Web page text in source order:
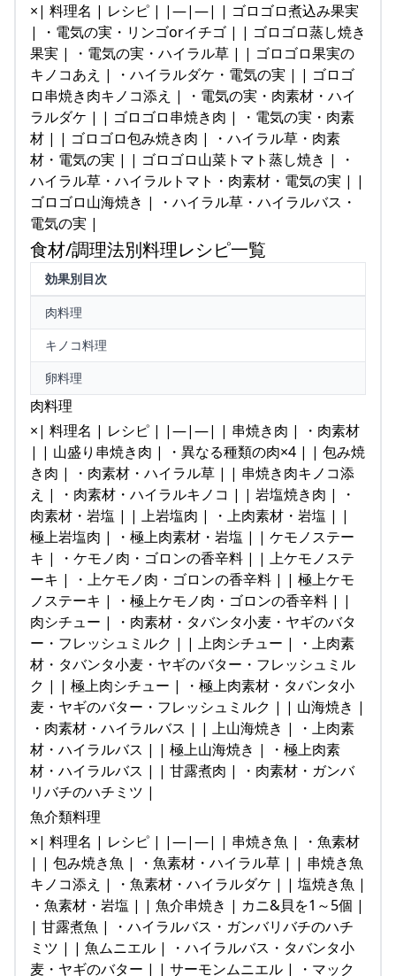
×| 料理名 | レシピ | |—|—| | ゴロゴロ煮込み果実
| ・電気の実・リンゴorイチゴ | | ゴロゴロ蒸し焼き
果実 | ・電気の実・ハイラル草 | | ゴロゴロ果実の
キノコあえ | ・ハイラルダケ・電気の実 | | ゴロゴ
ロ串焼き肉キノコ添え | ・電気の実・肉素材・ハイ
ラルダケ | | ゴロゴロ串焼き肉 | ・電気の実・肉素
材 | | ゴロゴロ包み焼き肉 | ・ハイラル草・肉素
材・電気の実 | | ゴロゴロ山菜トマト蒸し焼き | ・
ハイラル草・ハイラルトマト・肉素材・電気の実 | |
ゴロゴロ山海焼き | ・ハイラル草・ハイラルバス・
電気の実 |
食材/調理法別料理レシピ一覧
効果別目次
肉料理
キノコ料理
卵料理
肉料理
×| 料理名 | レシピ | |—|—| | 串焼き肉 | ・肉素材
| | 山盛り串焼き肉 | ・異なる種類の肉×4 | | 包み焼
き肉 | ・肉素材・ハイラル草 | | 串焼き肉キノコ添
え | ・肉素材・ハイラルキノコ | | 岩塩焼き肉 | ・
肉素材・岩塩 | | 上岩塩肉 | ・上肉素材・岩塩 | |
極上岩塩肉 | ・極上肉素材・岩塩 | | ケモノステー
キ | ・ケモノ肉・ゴロンの香辛料 | | 上ケモノステ
ーキ | ・上ケモノ肉・ゴロンの香辛料 | | 極上ケモ
ノステーキ | ・極上ケモノ肉・ゴロンの香辛料 | |
肉シチュー | ・肉素材・タバンタ小麦・ヤギのバタ
ー・フレッシュミルク | | 上肉シチュー | ・上肉素
材・タバンタ小麦・ヤギのバター・フレッシュミル
ク | | 極上肉シチュー | ・極上肉素材・タバンタ小
麦・ヤギのバター・フレッシュミルク | | 山海焼き |
・肉素材・ハイラルバス | | 上山海焼き | ・上肉素
材・ハイラルバス | | 極上山海焼き | ・極上肉素
材・ハイラルバス | | 甘露煮肉 | ・肉素材・ガンバ
リバチのハチミツ |
魚介類料理
×| 料理名 | レシピ | |—|—| | 串焼き魚 | ・魚素材
| | 包み焼き魚 | ・魚素材・ハイラル草 | | 串焼き魚
キノコ添え | ・魚素材・ハイラルダケ | | 塩焼き魚 |
・魚素材・岩塩 | | 魚介串焼き | カニ&貝を1～5個 |
| 甘露煮魚 | ・ハイラルバス・ガンバリバチのハチ
ミツ | | 魚ムニエル | ・ハイラルバス・タバンタ小
麦・ヤギのバター | | サーモンムニエル | ・マック